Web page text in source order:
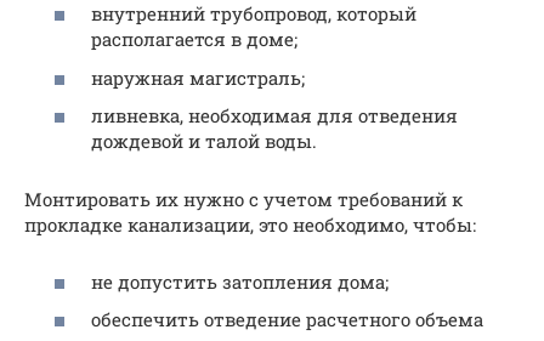
внутренний трубопровод, который
располагается в доме;
наружная магистраль;
ливневка, необходимая для отведения
дождевой и талой воды.
Монтировать их нужно с учетом требований к
прокладке канализации, это необходимо, чтобы:
не допустить затопления дома;
обеспечить отведение расчетного объема